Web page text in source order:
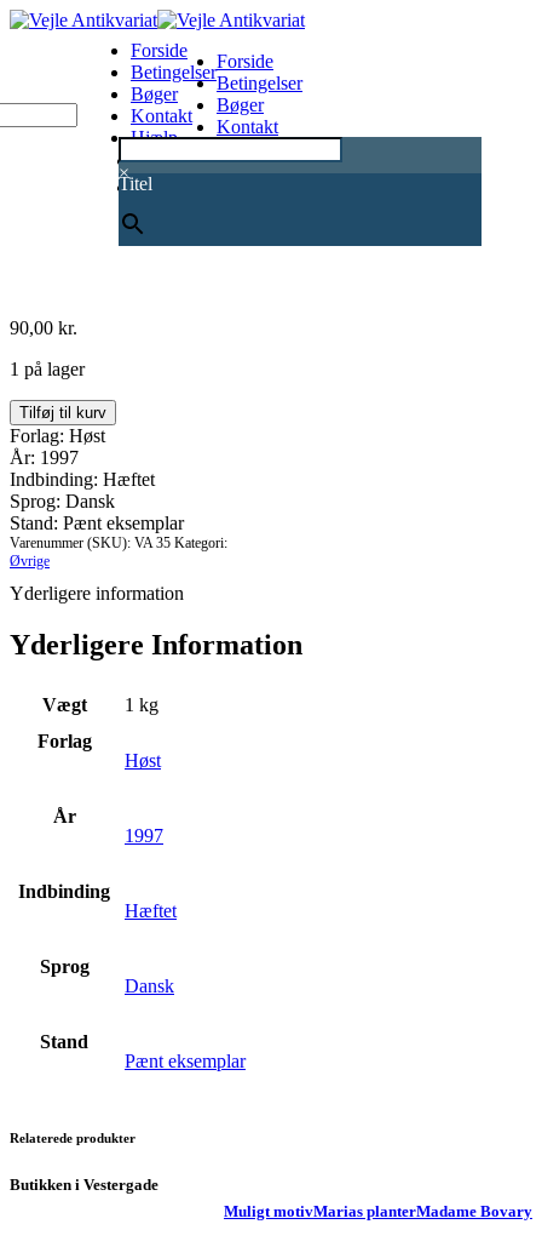
×
Titel
Forside
Betingelser
Bøger
Kontakt
Hjælp
0
Forside
Betingelser
Bøger
Kontakt
90,00 kr.
1 på lager
Havebuske
og
klatreplanter
antal
Tilføj til kurv
Forlag: Høst
År: 1997
Indbinding: Hæftet
Sprog: Dansk
Stand: Pænt eksemplar
Varenummer (SKU): VA 35 Kategori:
Øvrige
Yderligere information
Yderligere Information
Vægt
1 kg
Forlag
Høst
År
1997
Indbinding
Hæftet
Sprog
Dansk
Stand
Pænt eksemplar
Relaterede produkter
Madame Bovary
Marias planter
Muligt motiv
Butikken i Vestergade